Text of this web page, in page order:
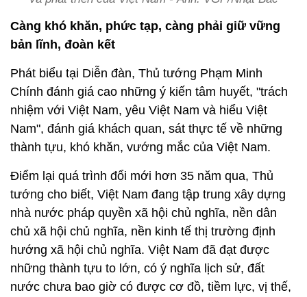
Càng khó khăn, phức tạp, càng phải giữ vững
bản lĩnh, đoàn kết
Phát biểu tại Diễn đàn, Thủ tướng Phạm Minh
Chính đánh giá cao những ý kiến tâm huyết, "trách
nhiệm với Việt Nam, yêu Việt Nam và hiểu Việt
Nam", đánh giá khách quan, sát thực tế về những
thành tựu, khó khăn, vướng mắc của Việt Nam.
Điểm lại quá trình đổi mới hơn 35 năm qua, Thủ
tướng cho biết, Việt Nam đang tập trung xây dựng
nhà nước pháp quyền xã hội chủ nghĩa, nền dân
chủ xã hội chủ nghĩa, nền kinh tế thị trường định
hướng xã hội chủ nghĩa. Việt Nam đã đạt được
những thành tựu to lớn, có ý nghĩa lịch sử, đất
nước chưa bao giờ có được cơ đồ, tiềm lực, vị thế,